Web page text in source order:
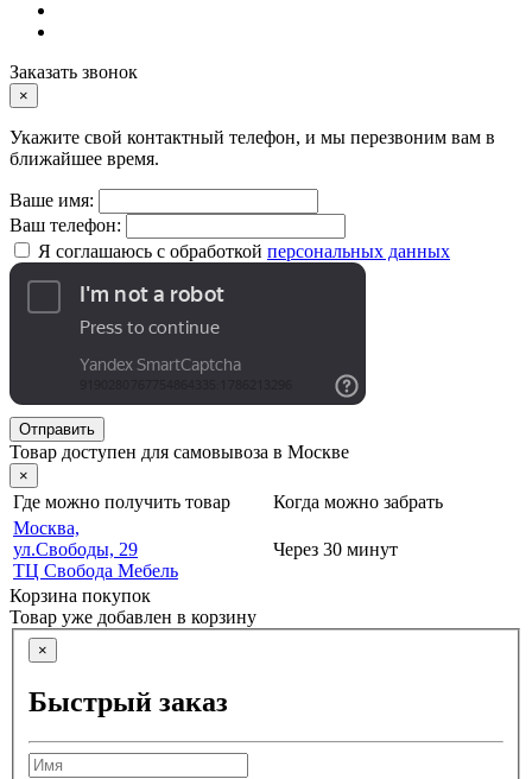
Заказать звонок
×
Укажите свой контактный телефон, и мы перезвоним вам в
ближайшее время.
Ваше имя:
Ваш телефон:
Я соглашаюсь с обработкой персональных данных
Отправить
Товар доступен для самовывоза в Москве
×
Где можно получить товар
Когда можно забрать
Москва,
ул.Свободы, 29
ТЦ Свобода Мебель
Через 30 минут
Корзина покупок
Товар уже добавлен в корзину
×
Быстрый заказ